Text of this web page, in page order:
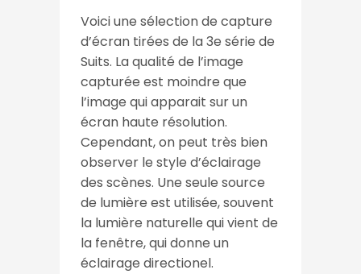
Voici une sélection de capture
d’écran tirées de la 3e série de
Suits. La qualité de l’image
capturée est moindre que
l’image qui apparait sur un
écran haute résolution.
Cependant, on peut très bien
observer le style d’éclairage
des scènes. Une seule source
de lumière est utilisée, souvent
la lumière naturelle qui vient de
la fenêtre, qui donne un
éclairage directionel.